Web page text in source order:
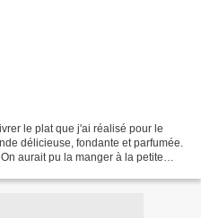
le plat que j'ai réalisé pour le
délicieuse, fondante et parfumée.
aurait pu la manger à la petite